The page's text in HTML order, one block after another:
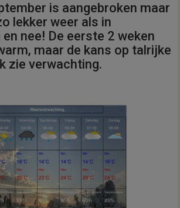
is aangebroken maar
lekker weer als in
nee! De eerste 2 weken
maar de kans op talrijke
zie verwachting.